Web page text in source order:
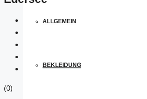
ALLGEMEIN
BEKLEIDUNG
(0)